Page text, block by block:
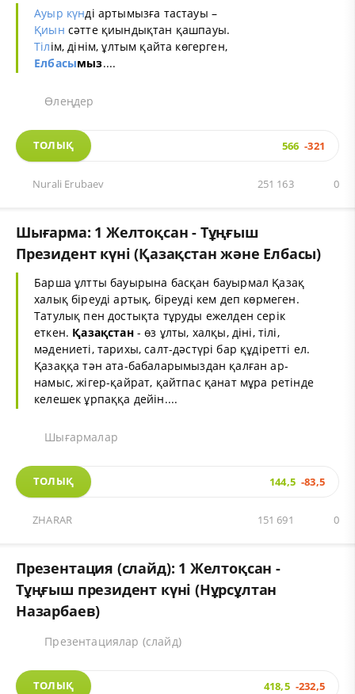
Ауыр күнді артымызға тастауы –
Қиын сәтте қиындықтан қашпауы.
Тілім, дінім, ұлтым қайта көгерген,
Елбасымыз....
Өлеңдер
ТОЛЫҚ 566 -321
Nurali Erubaev 0
251 163
Шығарма: 1 Желтоқсан - Тұңғыш
Президент күні (Қазақстан және Елбасы)
Барша ұлтты бауырына басқан бауырмал Қазақ
халық біреуді артық, біреуді кем деп көрмеген.
Татулық пен достықта тұруды ежелден серік
еткен. Қазақстан- өз ұлты, халқы, діні, тілі,
мәдениеті, тарихы, салт-дәстүрі бар құдіретті ел.
Қазаққа тән ата-бабаларымыздан қалған ар-
намыс, жігер-қайрат, қайтпас қанат мұра ретінде
келешек ұрпаққа дейін....
Шығармалар
ТОЛЫҚ 144,5 -83,5
ZHARAR 0
151 691
Презентация (слайд): 1 Желтоқсан -
Тұңғыш президент күні (Нұрсұлтан
Назарбаев)
Презентациялар (слайд)
ТОЛЫҚ 418,5 -232,5